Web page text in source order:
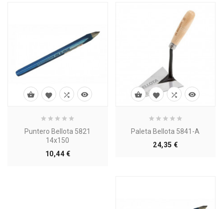
Puntero Bellota 5821
14x150
10,44 €Precio
   
Paleta Bellota 5841-A
24,35 €Precio
   